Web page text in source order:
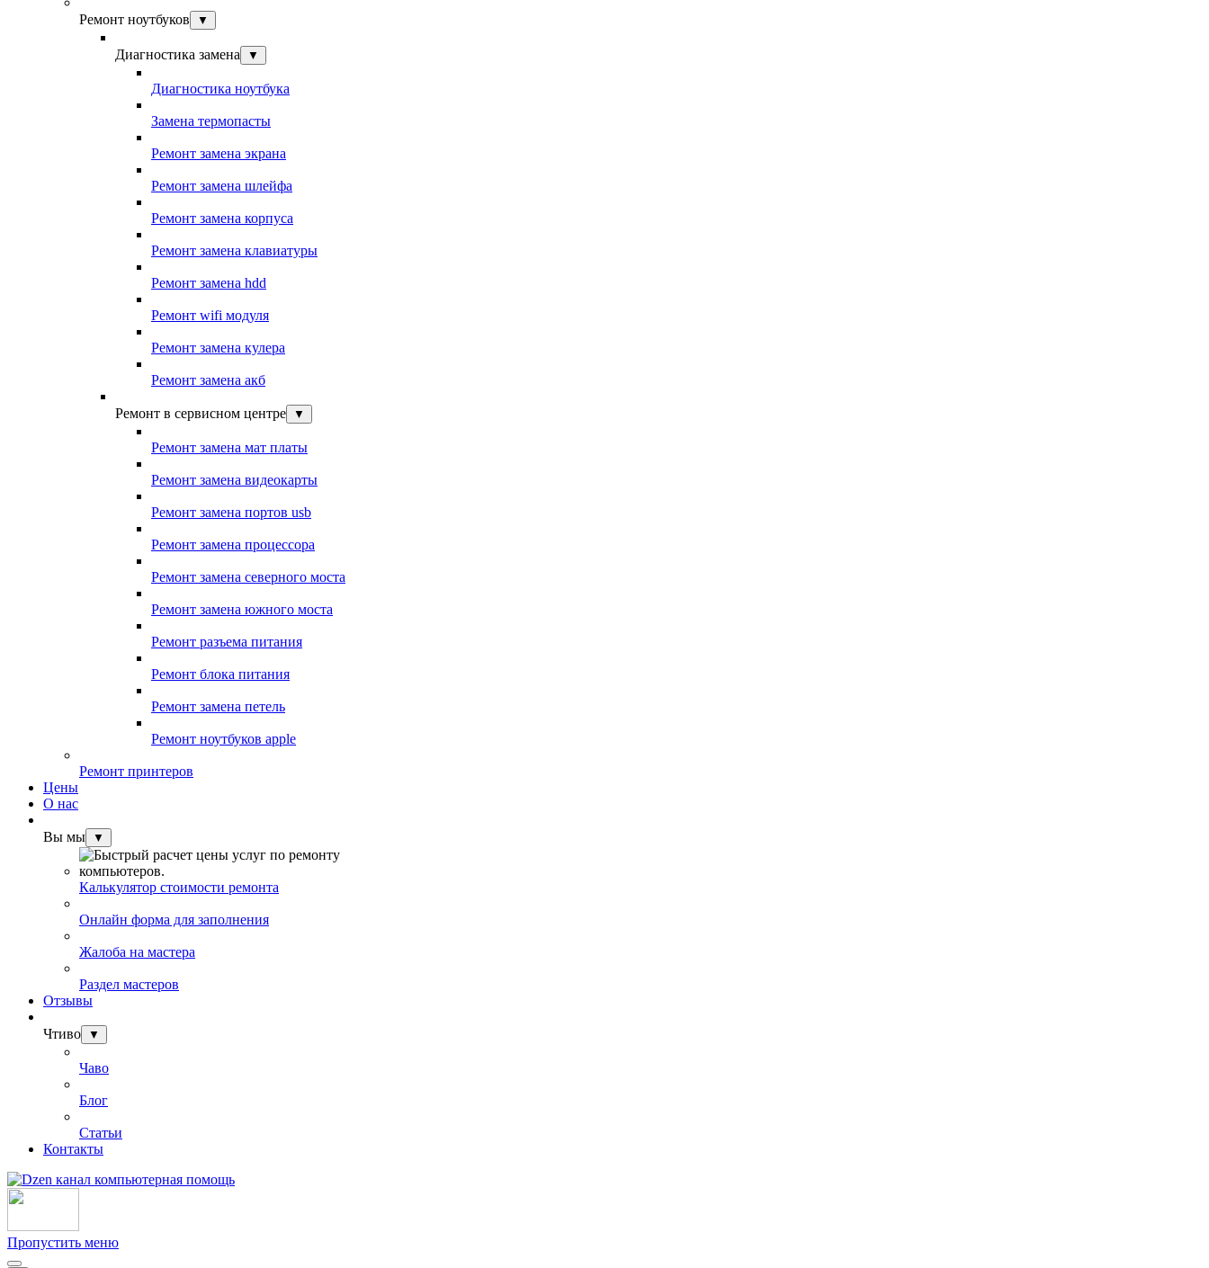
Ремонт ноутбуков ▼
Диагностика замена ▼
Диагностика ноутбука
Замена термопасты
Ремонт замена экрана
Ремонт замена шлейфа
Ремонт замена корпуса
Ремонт замена клавиатуры
Ремонт замена hdd
Ремонт wifi модуля
Ремонт замена кулера
Ремонт замена акб
Ремонт в сервисном центре ▼
Ремонт замена мат платы
Ремонт замена видеокарты
Ремонт замена портов usb
Ремонт замена процессора
Ремонт замена северного моста
Ремонт замена южного моста
Ремонт разъема питания
Ремонт блока питания
Ремонт замена петель
Ремонт ноутбуков apple
Ремонт принтеров
Цены
О нас
Вы мы ▼
Калькулятор стоимости ремонта
Онлайн форма для заполнения
Жалоба на мастера
Раздел мастеров
Отзывы
Чтиво ▼
Чаво
Блог
Статьи
Контакты
Пропустить меню